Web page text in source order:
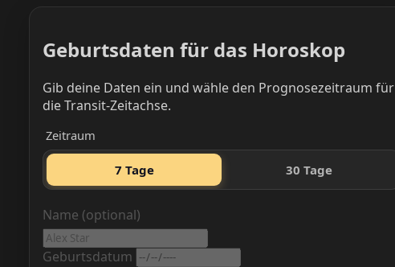
Geburtsdaten für das Horoskop
Gib deine Daten ein und wähle den Prognosezeitraum für
die Transit-Zeitachse.
Zeitraum
7 Tage 30 Tage
Name (optional)
Geburtsdatum